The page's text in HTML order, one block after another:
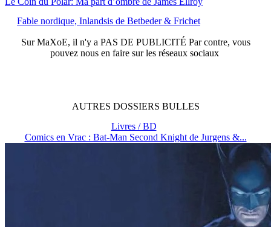
Fable nordique, Inlandsis de Betbeder & Frichet
SurMaXoE, il n'y a PAS DE PUBLICITÉ Par contre, vous
pouvez nous en faire sur les réseaux sociaux
AUTRES DOSSIERS BULLES
Livres / BD
Comics en Vrac : Bat-Man Second Knight de Jurgens &...